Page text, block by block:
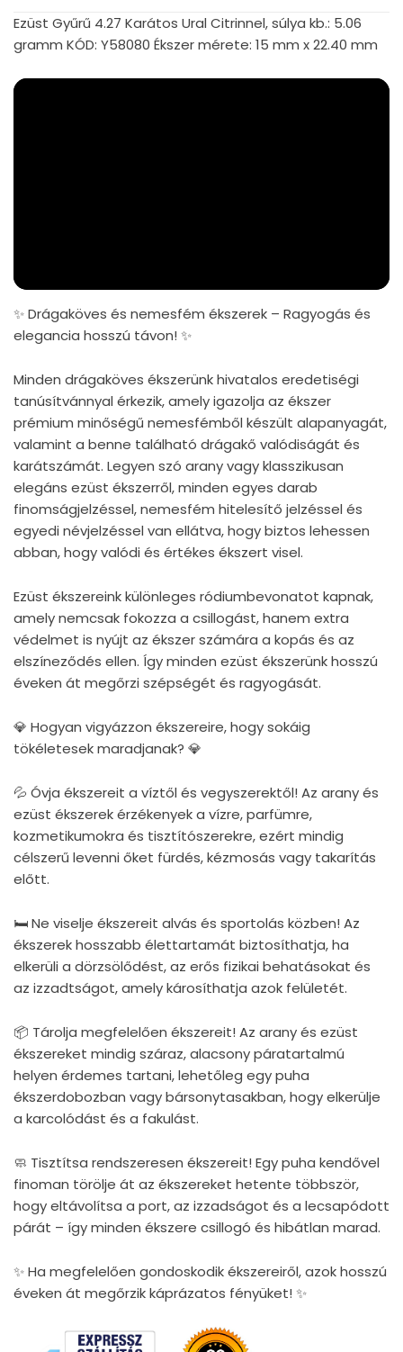
Ezüst Gyűrű 4.27 Karátos Ural Citrinnel, súlya kb.: 5.06
gramm KÓD: Y58080 Ékszer mérete: 15 mm x 22.40 mm
✨ Drágaköves és nemesfém ékszerek – Ragyogás és
elegancia hosszú távon! ✨
Minden drágaköves ékszerünk hivatalos eredetiségi
tanúsítvánnyal érkezik, amely igazolja az ékszer
prémium minőségű nemesfémből készült alapanyagát,
valamint a benne található drágakő valódiságát és
karátszámát. Legyen szó arany vagy klasszikusan
elegáns ezüst ékszerről, minden egyes darab
finomságjelzéssel, nemesfém hitelesítő jelzéssel és
egyedi névjelzéssel van ellátva, hogy biztos lehessen
abban, hogy valódi és értékes ékszert visel.
Ezüst ékszereink különleges ródiumbevonatot kapnak,
amely nemcsak fokozza a csillogást, hanem extra
védelmet is nyújt az ékszer számára a kopás és az
elszíneződés ellen. Így minden ezüst ékszerünk hosszú
éveken át megőrzi szépségét és ragyogását.
💎 Hogyan vigyázzon ékszereire, hogy sokáig
tökéletesek maradjanak? 💎
💦 Óvja ékszereit a víztől és vegyszerektől! Az arany és
ezüst ékszerek érzékenyek a vízre, parfümre,
kozmetikumokra és tisztítószerekre, ezért mindig
célszerű levenni őket fürdés, kézmosás vagy takarítás
előtt.
🛏 Ne viselje ékszereit alvás és sportolás közben! Az
ékszerek hosszabb élettartamát biztosíthatja, ha
elkerüli a dörzsölődést, az erős fizikai behatásokat és
az izzadtságot, amely károsíthatja azok felületét.
📦 Tárolja megfelelően ékszereit! Az arany és ezüst
ékszereket mindig száraz, alacsony páratartalmú
helyen érdemes tartani, lehetőleg egy puha
ékszerdobozban vagy bársonytasakban, hogy elkerülje
a karcolódást és a fakulást.
🧼 Tisztítsa rendszeresen ékszereit! Egy puha kendővel
finoman törölje át az ékszereket hetente többször,
hogy eltávolítsa a port, az izzadságot és a lecsapódott
párát – így minden ékszere csillogó és hibátlan marad.
✨ Ha megfelelően gondoskodik ékszereiről, azok hosszú
éveken át megőrzik káprázatos fényüket! ✨